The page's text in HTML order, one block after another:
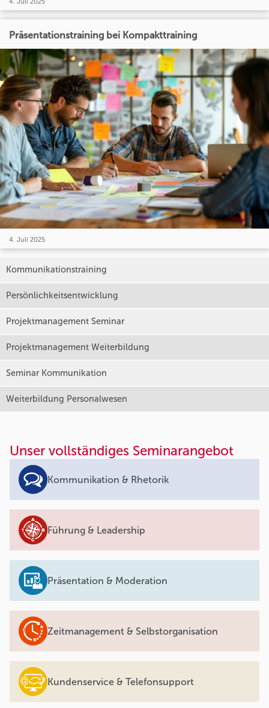
Präsentationstraining bei Kompakttraining
4. Juli 2025
Kommunikationstraining
Persönlichkeitsentwicklung
Projektmanagement Seminar
Projektmanagement Weiterbildung
Seminar Kommunikation
Weiterbildung Personalwesen
Unser vollständiges Seminarangebot
Kommunikation & Rhetorik
Führung & Leadership
Präsentation & Moderation
Zeitmanagement & Selbstorganisation
Kundenservice & Telefonsupport